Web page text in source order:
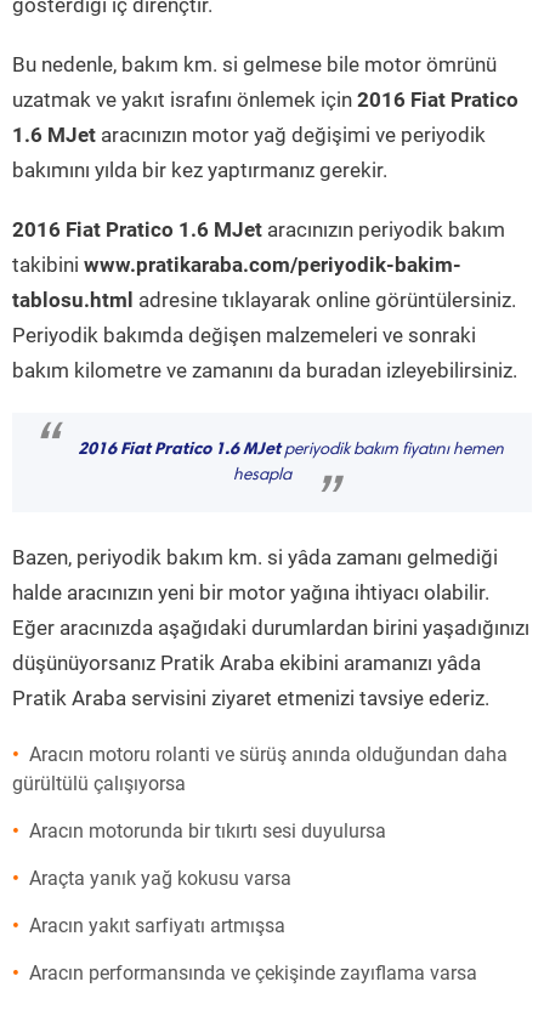
gösterdiği iç dirençtir.
Bu nedenle, bakım km. si gelmese bile motor ömrünü
uzatmak ve yakıt israfını önlemek için 2016 Fiat Pratico
1.6 MJet aracınızın motor yağ değişimi ve periyodik
bakımını yılda bir kez yaptırmanız gerekir.
2016 Fiat Pratico 1.6 MJet aracınızın periyodik bakım
takibini www.pratikaraba.com/periyodik-bakim-
tablosu.html adresine tıklayarak online görüntülersiniz.
Periyodik bakımda değişen malzemeleri ve sonraki
bakım kilometre ve zamanını da buradan izleyebilirsiniz.
“ 2016 Fiat Pratico 1.6 MJetperiyodik bakım fiyatını hemen
hesapla
”
Bazen, periyodik bakım km. si yâda zamanı gelmediği
halde aracınızın yeni bir motor yağına ihtiyacı olabilir.
Eğer aracınızda aşağıdaki durumlardan birini yaşadığınızı
düşünüyorsanız Pratik Araba ekibini aramanızı yâda
Pratik Araba servisini ziyaret etmenizi tavsiye ederiz.
Aracın motoru rolanti ve sürüş anında olduğundan daha
gürültülü çalışıyorsa
Aracın motorunda bir tıkırtı sesi duyulursa
Araçta yanık yağ kokusu varsa
Aracın yakıt sarfiyatı artmışsa
Aracın performansında ve çekişinde zayıflama varsa